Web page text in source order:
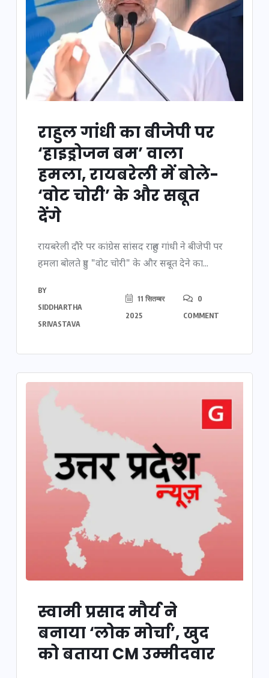
राहुल गांधी का बीजेपी पर
‘हाइड्रोजन बम’ वाला
हमला, रायबरेली में बोले-
‘वोट चोरी’ के और सबूत
देंगे
रायबरेली दौरे पर कांग्रेस सांसद राहुल गांधी ने बीजेपी पर
हमला बोलते हुए "वोट चोरी" के और सबूत देने का...
BY
SIDDHARTHA
SRIVASTAVA
11 सितम्बर
2025
0
COMMENT
स्वामी प्रसाद मौर्य ने
बनाया ‘लोक मोर्चा’, खुद
को बताया CM उम्मीदवार